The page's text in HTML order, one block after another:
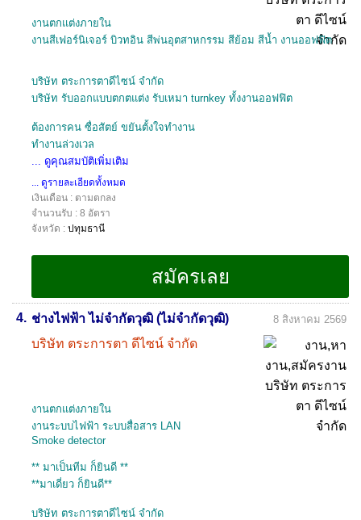
งานตกแต่งภายใน
งานสีเฟอร์นิเจอร์ บิวทอิน สีพ่นอุตสาหกรรม สีย้อม สีน้ำ งานออฟฟิต
บริษัท ตระการตาดีไซน์ จำกัด
บริษัท รับออกแบบตกตแต่ง รับเหมา turnkey ทั้งงานออฟฟิต
ต้องการคน ซื่อสัตย์ ขยันตั้งใจทำงาน
ทำงานล่วงเวล
... ดูคุณสมบัติเพิ่มเติม
... ดูรายละเอียดทั้งหมด
เงินเดือน : ตามตกลง
จำนวนรับ : 8 อัตรา
จังหวัด : ปทุมธานี
4. ช่างไฟฟ้า ไม่จำกัดวุฒิ (ไม่จำกัดวุฒิ)
บริษัท ตระการตา ดีไซน์ จำกัด
8 สิงหาคม 2569
งานตกแต่งภายใน
งานระบบไฟฟ้า ระบบสื่อสาร LAN
Smoke detector
** มาเป็นทีม ก็ยินดี **
**มาเดี่ยว ก็ยินดี**
บริษัท ตระการตาดีไซน์ จำกัด